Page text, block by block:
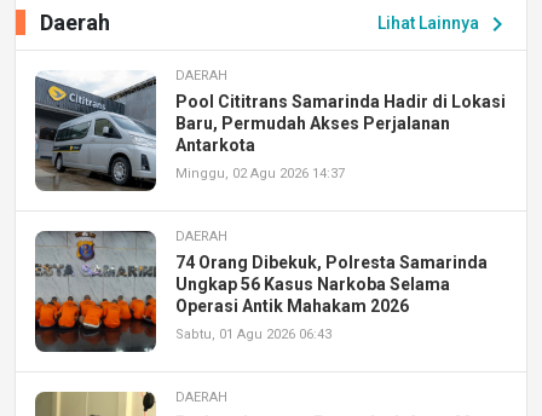
Lihat Lainnya chevron_right
Daerah
DAERAH
Pool Cititrans Samarinda Hadir di Lokasi
Baru, Permudah Akses Perjalanan
Antarkota
Minggu, 02 Agu 2026 14:37
DAERAH
74 Orang Dibekuk, Polresta Samarinda
Ungkap 56 Kasus Narkoba Selama
Operasi Antik Mahakam 2026
Sabtu, 01 Agu 2026 06:43
DAERAH